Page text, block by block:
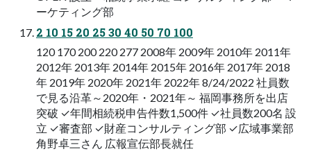
ーケティング部
2 10 15 20 25 30 40 50 70 100
120 170 200 220 277 2008年 2009年 2010年 2011年
2012年 2013年 2014年 2015年 2016年 2017年 2018
年 2019年 2020年 2021年 2022年 8/24/2022 社員数
で見る沿革～2020年・2021年～ 福岡事務所を出店
突破 ✓年間相続税申告件数1,500件 ✓社員数200名 設
立 ✓審査部 ✓財産コンサルティング部 ✓広域事業部
角野卓三さん 広報宣伝部長就任